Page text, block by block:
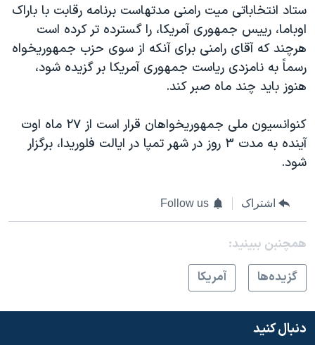
اعتراضات مردمی آبان ۹۸
اسرائیل در جنگ
نرگس محمدی برنده جایزه نوبل صلح
همایش محافظه‌کاران آمریکا «سی‌پک»
سفر پرزیدنت ترامپ به چین
ستاد انتخاباتی ميت رامنی مدتهاست برنامه رقابت با باراک
اوباما، رييس جمهوری آمريکا، را گسترده تر کرده است
هرچند که آقای رامنی برای آنکه از سوی حزب جمهوريخواه
رسماً به نامزدی رياست جمهوری آمريکا بر گزيده شود،
هنوز بايد چند ماه صبر کند.
کنوانسيون ملی جمهوريخواهان قرار است از ٢۷ ماه اوت
آينده به مدت ٣ روز در شهر تمپا در ايالت فلوريدا، برگزار
شود.
اشتراک Follow us
همچنبن ببینید:
گزيده‌ها
آمريکا
دنبال کنید